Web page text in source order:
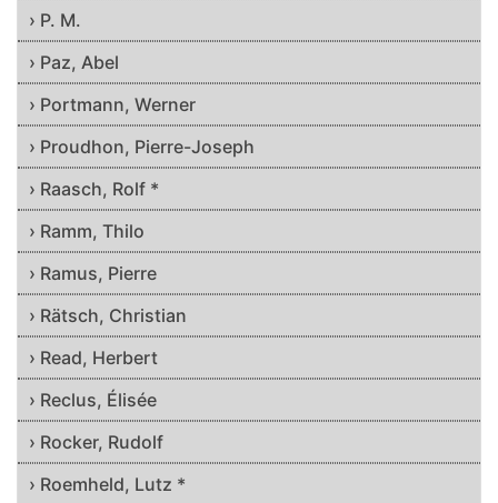
› P. M.
› Paz, Abel
› Portmann, Werner
› Proudhon, Pierre-Joseph
› Raasch, Rolf *
› Ramm, Thilo
› Ramus, Pierre
› Rätsch, Christian
› Read, Herbert
› Reclus, Élisée
› Rocker, Rudolf
› Roemheld, Lutz *